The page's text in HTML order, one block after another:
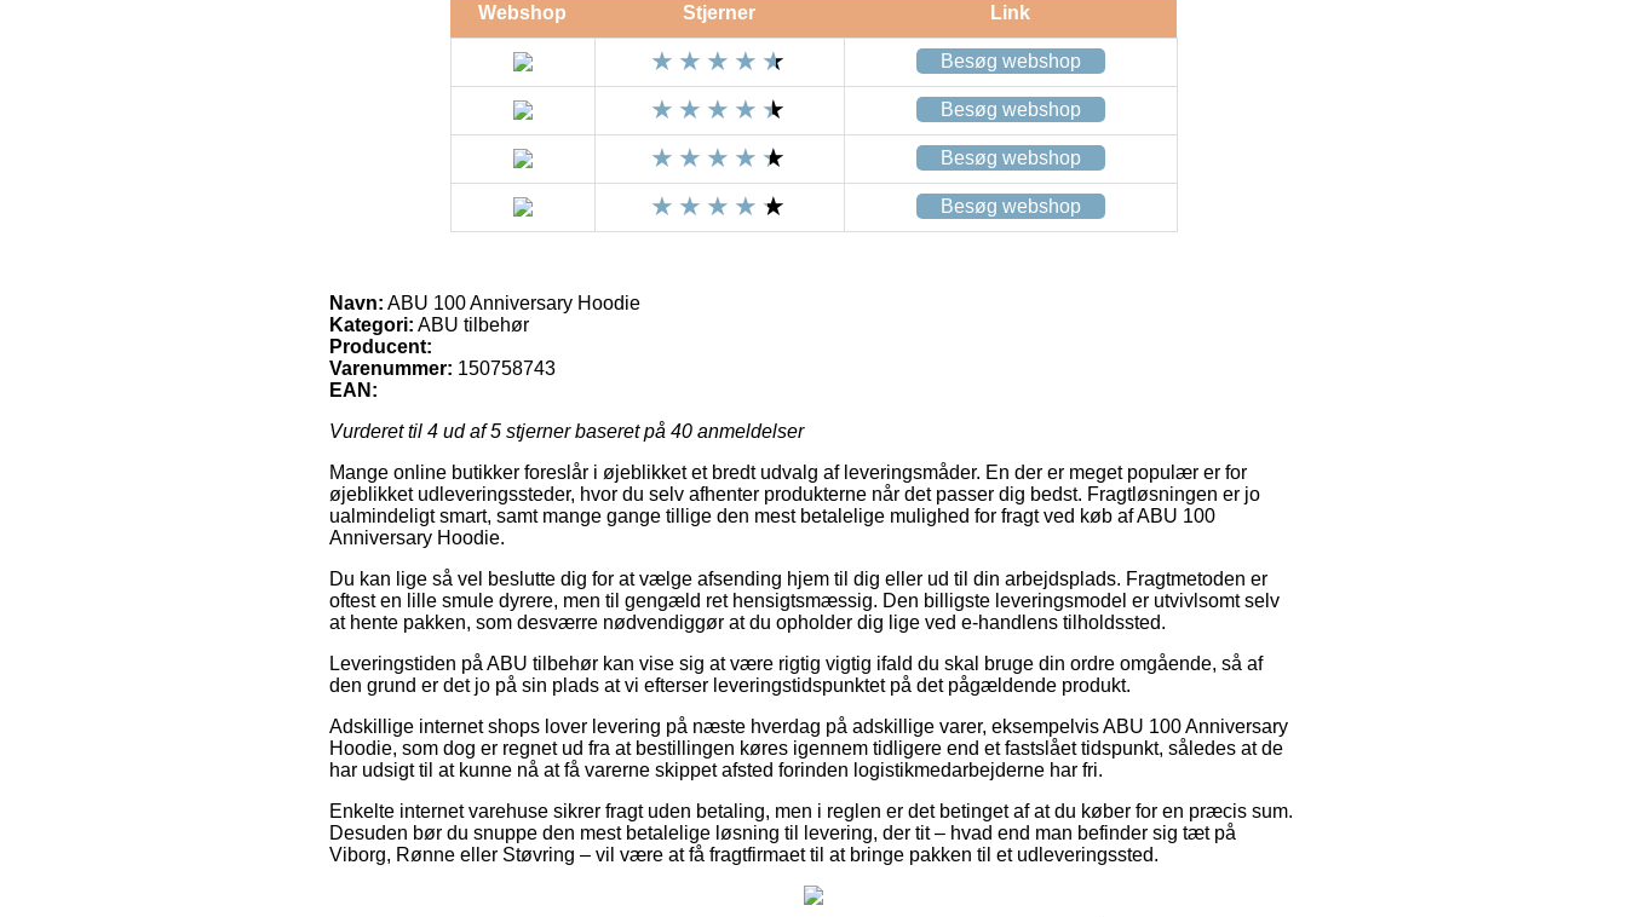
Webshop Stjerner Link
Besøg webshop
Besøg webshop
Besøg webshop
Besøg webshop
Navn: ABU 100 Anniversary Hoodie
Kategori: ABU tilbehør
Producent:
Varenummer: 150758743
EAN:
Vurderet til 4 ud af 5 stjerner baseret på 40 anmeldelser
Mange online butikker foreslår i øjeblikket et bredt udvalg af leveringsmåder. En der er meget populær er for
øjeblikket udleveringssteder, hvor du selv afhenter produkterne når det passer dig bedst. Fragtløsningen er jo
ualmindeligt smart, samt mange gange tillige den mest betalelige mulighed for fragt ved køb af ABU 100
Anniversary Hoodie.
Du kan lige så vel beslutte dig for at vælge afsending hjem til dig eller ud til din arbejdsplads. Fragtmetoden er
oftest en lille smule dyrere, men til gengæld ret hensigtsmæssig. Den billigste leveringsmodel er utvivlsomt selv
at hente pakken, som desværre nødvendiggør at du opholder dig lige ved e-handlens tilholdssted.
Leveringstiden på ABU tilbehør kan vise sig at være rigtig vigtig ifald du skal bruge din ordre omgående, så af
den grund er det jo på sin plads at vi efterser leveringstidspunktet på det pågældende produkt.
Adskillige internet shops lover levering på næste hverdag på adskillige varer, eksempelvis ABU 100 Anniversary
Hoodie, som dog er regnet ud fra at bestillingen køres igennem tidligere end et fastslået tidspunkt, således at de
har udsigt til at kunne nå at få varerne skippet afsted forinden logistikmedarbejderne har fri.
Enkelte internet varehuse sikrer fragt uden betaling, men i reglen er det betinget af at du køber for en præcis sum.
Desuden bør du snuppe den mest betalelige løsning til levering, der tit – hvad end man befinder sig tæt på
Viborg, Rønne eller Støvring – vil være at få fragtfirmaet til at bringe pakken til et udleveringssted.